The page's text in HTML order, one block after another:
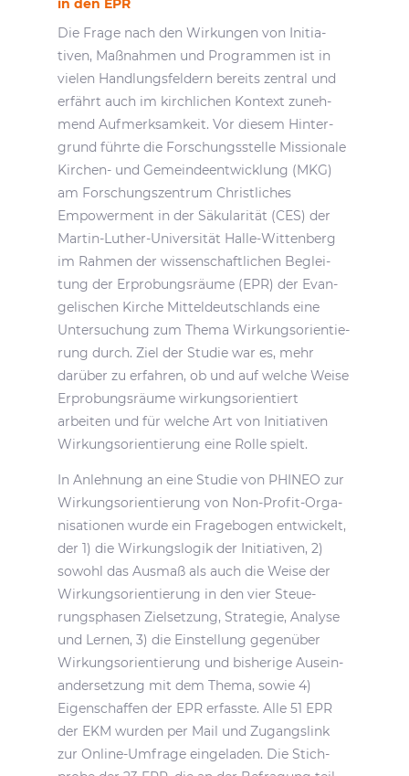
in den EPR
Die Frage nach den Wirkungen von Initia­
tiven, Maßnahmen und Programmen ist in
vielen Hand­lungs­fel­dern bereits zentral und
erfährt auch im kirch­li­chen Kontext zuneh­
mend Aufmerk­sam­keit. Vor diesem Hinter­
grund führte die Forschungs­stelle Missio­nale
Kirchen- und Gemein­de­ent­wick­lung (MKG)
am Forschungs­zen­trum Christ­li­ches
Empower­ment in der Säku­la­rität (CES) der
Martin-Luther-Univer­sität Halle-Witten­berg
im Rahmen der wissen­schaft­li­chen Beglei­
tung der Erpro­bungs­räume (EPR) der Evan­
ge­li­schen Kirche Mittel­deutsch­lands eine
Unter­su­chung zum Thema Wirkungs­ori­en­tie­
rung durch. Ziel der Studie war es, mehr
darüber zu erfahren, ob und auf welche Weise
Erpro­bungs­räume wirkungs­ori­en­tiert
arbeiten und für welche Art von Initia­tiven
Wirkungs­ori­en­tie­rung eine Rolle spielt.
In Anleh­nung an eine Studie von PHINEO zur
Wirkungs­ori­en­tie­rung von Non-Profit-Orga­
ni­sa­tionen wurde ein Frage­bogen entwi­ckelt,
der 1) die Wirkungs­logik der Initia­tiven, 2)
sowohl das Ausmaß als auch die Weise der
Wirkungs­ori­en­tie­rung in den vier Steue­
rungs­phasen Ziel­set­zung, Stra­tegie, Analyse
und Lernen, 3) die Einstel­lung gegen­über
Wirkungs­ori­en­tie­rung und bishe­rige Ausein­
an­der­set­zung mit dem Thema, sowie 4)
Eigen­schaffen der EPR erfasste. Alle 51 EPR
der EKM wurden per Mail und Zugangs­link
zur Online-Umfrage einge­laden. Die Stich­